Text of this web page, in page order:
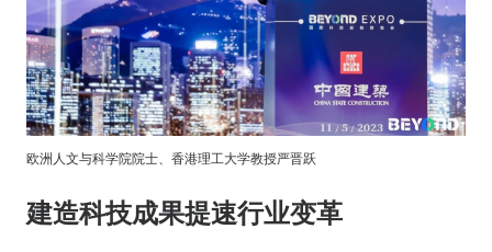
欧洲人文与科学院院士、香港理工大学教授严晋跃
建造科技成果提速行业变革